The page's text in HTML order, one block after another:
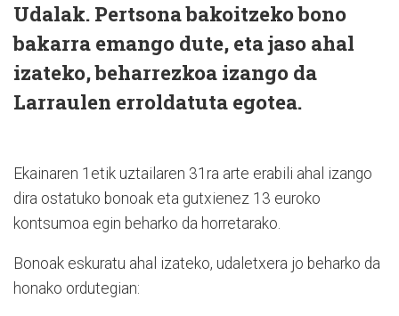
Udalak. Pertsona bakoitzeko bono
bakarra emango dute, eta jaso ahal
izateko, beharrezkoa izango da
Larraulen erroldatuta egotea.
Ekainaren 1etik uztailaren 31ra arte erabili ahal izango
dira ostatuko bonoak eta gutxienez 13 euroko
kontsumoa egin beharko da horretarako.
Bonoak eskuratu ahal izateko, udaletxera jo beharko da
honako ordutegian: